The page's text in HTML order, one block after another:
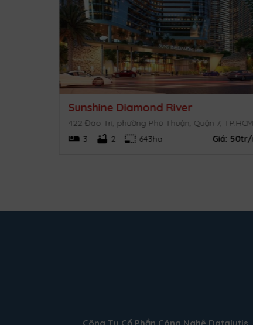
Sunshine Diamond River
422 Đào Trí, phường Phú Thuận, Quận 7, TP.HCM
3
2 643ha Giá: 50tr/